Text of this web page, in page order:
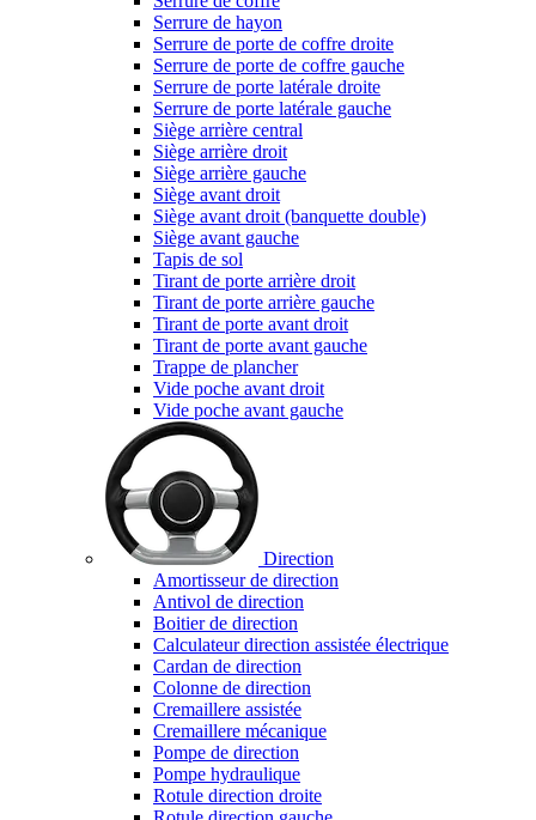
Serrure de hayon
Serrure de porte de coffre droite
Serrure de porte de coffre gauche
Serrure de porte latérale droite
Serrure de porte latérale gauche
Siège arrière central
Siège arrière droit
Siège arrière gauche
Siège avant droit
Siège avant droit (banquette double)
Siège avant gauche
Tapis de sol
Tirant de porte arrière droit
Tirant de porte arrière gauche
Tirant de porte avant droit
Tirant de porte avant gauche
Trappe de plancher
Vide poche avant droit
Vide poche avant gauche
Direction
Amortisseur de direction
Antivol de direction
Boitier de direction
Calculateur direction assistée électrique
Cardan de direction
Colonne de direction
Cremaillere assistée
Cremaillere mécanique
Pompe de direction
Pompe hydraulique
Rotule direction droite